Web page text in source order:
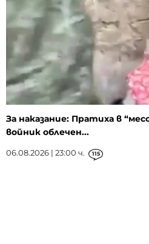
За наказание: Пратиха в
войник облечен...
06.08.2026 | 23:00 ч. 115